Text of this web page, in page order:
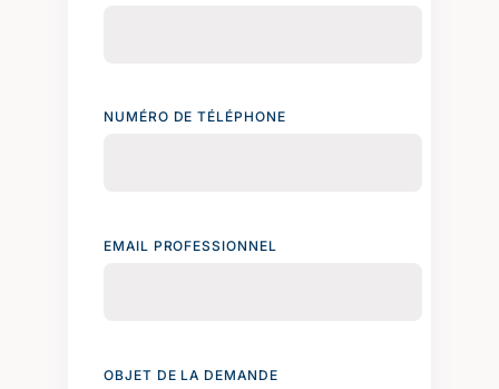
NUMÉRO DE TÉLÉPHONE
EMAIL PROFESSIONNEL
OBJET DE LA DEMANDE